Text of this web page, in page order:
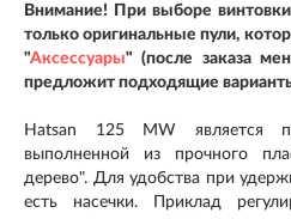
Внимание! При выборе
только оригинальные пули,
"Аксессуары" (после заказа
предложит подходящие
Hatsan 125 MW является
выполненной из прочного
дерево". Для удобства при
есть насечки. Приклад